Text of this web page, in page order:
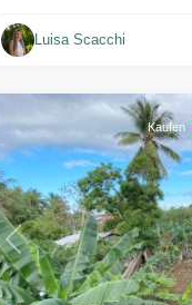
Luisa Scacchi
Gaspar
Vorherige
Kaufen